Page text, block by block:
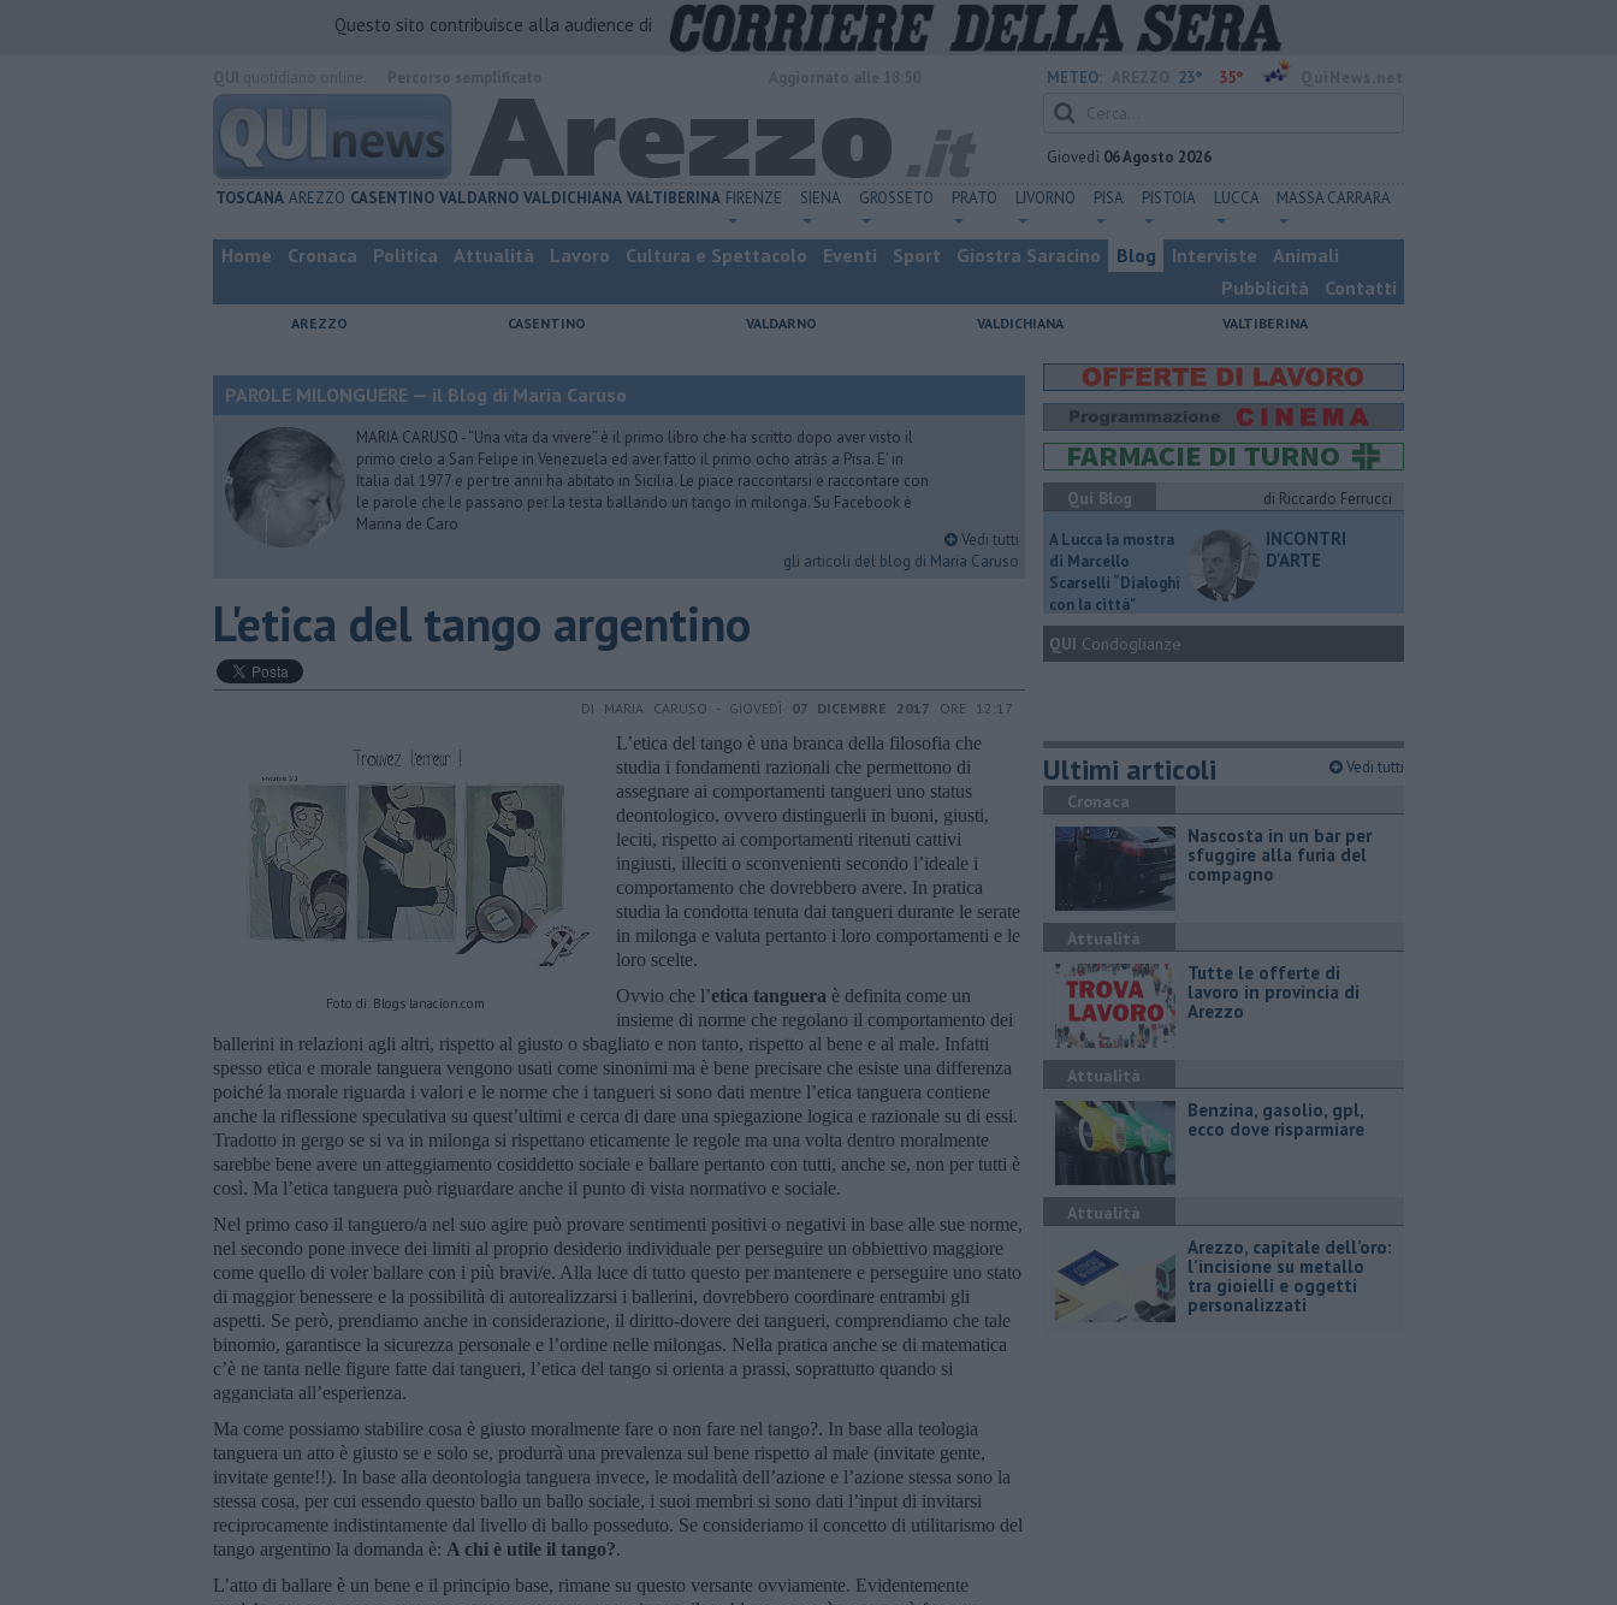
Questo sito contribuisce alla audience di
METEO: 23° 35°
Giovedì 06 Agosto 2026
TOSCANA AREZZO CASENTINO VALDARNO VALDICHIANA VALTIBERINA FIRENZE SIENA GROSSETO PRATO LIVORNO PISA PISTOIA LUCCA MASSA CARRARA
Home Cronaca Politica Attualità Lavoro Cultura e Spettacolo Eventi Sport Giostra Saracino Blog Interviste
Animali
Pubblicità
Contatti
AREZZO CASENTINO VALDARNO VALDICHIANA VALTIBERINA
PAROLE MILONGUERE — il Blog di Maria Caruso
MARIA CARUSO - “Una vita da vivere” è il primo libro che ha scritto dopo aver visto il
primo cielo a San Felipe in Venezuela ed aver fatto il primo ocho atràs a Pisa. E' in
Italia dal 1977 e per tre anni ha abitato in Sicilia. Le piace raccontarsi e raccontare con
le parole che le passano per la testa ballando un tango in milonga. Su Facebook è
Marina de Caro
Vedi tutti
gli articoli del blog di Maria Caruso
L'etica del tango argentino
DI MARIA CARUSO - GIOVEDÌ 07 DICEMBRE 2017 ORE 12:17
Foto di: Blogs lanacion.com
L’etica del tango è una branca della filosofia che
studia i fondamenti razionali che permettono di
assegnare ai comportamenti tangueri uno status
deontologico, ovvero distinguerli in buoni, giusti,
leciti, rispetto ai comportamenti ritenuti cattivi
ingiusti, illeciti o sconvenienti secondo l’ideale i
comportamento che dovrebbero avere. In pratica
studia la condotta tenuta dai tangueri durante le serate
in milonga e valuta pertanto i loro comportamenti e le
loro scelte.
Ovvio che l’etica tanguera è definita come un
insieme di norme che regolano il comportamento dei
ballerini in relazioni agli altri, rispetto al giusto o sbagliato e non tanto, rispetto al bene e al male. Infatti
spesso etica e morale tanguera vengono usati come sinonimi ma è bene precisare che esiste una differenza
poiché la morale riguarda i valori e le norme che i tangueri si sono dati mentre l’etica tanguera contiene
anche la riflessione speculativa su quest’ultimi e cerca di dare una spiegazione logica e razionale su di essi.
Tradotto in gergo se si va in milonga si rispettano eticamente le regole ma una volta dentro moralmente
sarebbe bene avere un atteggiamento cosiddetto sociale e ballare pertanto con tutti, anche se, non per tutti è
così. Ma l’etica tanguera può riguardare anche il punto di vista normativo e sociale.
Nel primo caso il tanguero/a nel suo agire può provare sentimenti positivi o negativi in base alle sue norme,
nel secondo pone invece dei limiti al proprio desiderio individuale per perseguire un obbiettivo maggiore
come quello di voler ballare con i più bravi/e. Alla luce di tutto questo per mantenere e perseguire uno stato
di maggior benessere e la possibilità di autorealizzarsi i ballerini, dovrebbero coordinare entrambi gli
aspetti. Se però, prendiamo anche in considerazione, il diritto-dovere dei tangueri, comprendiamo che tale
binomio, garantisce la sicurezza personale e l’ordine nelle milongas. Nella pratica anche se di matematica
c’è ne tanta nelle figure fatte dai tangueri, l’etica del tango si orienta a prassi, soprattutto quando si
agganciata all’esperienza.
Ma come possiamo stabilire cosa è giusto moralmente fare o non fare nel tango?. In base alla teologia
tanguera un atto è giusto se e solo se, produrrà una prevalenza sul bene rispetto al male (invitate gente,
invitate gente!!). In base alla deontologia tanguera invece, le modalità dell’azione e l’azione stessa sono la
stessa cosa, per cui essendo questo ballo un ballo sociale, i suoi membri si sono dati l’input di invitarsi
reciprocamente indistintamente dal livello di ballo posseduto. Se consideriamo il concetto di utilitarismo del
tango argentino la domanda è: A chi è utile il tango?.
L’atto di ballare è un bene e il principio base, rimane su questo versante ovviamente. Evidentemente
Qui Blog
di Riccardo Ferrucci
A Lucca la mostra
di Marcello
Scarselli “Dialoghi
con la città"
INCONTRI
D'ARTE
QUI Condoglianze
Ultimi articoli Vedi tutti
Cronaca
Nascosta in un bar per
sfuggire alla furia del
compagno
Attualità
​Tutte le offerte di
lavoro in provincia di
Arezzo
Attualità
​Benzina, gasolio, gpl,
ecco dove risparmiare
Attualità
Arezzo, capitale dell’oro:
l’incisione su metallo
tra gioielli e oggetti
personalizzati